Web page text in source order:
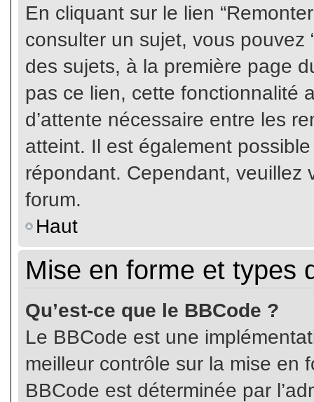
En cliquant sur le lien
consulter un sujet, vous pouvez
des sujets, à la première page
pas ce lien, cette fonctionnalité
d’attente nécessaire entre les
atteint. Il est également
répondant. Cependant, veuillez
forum.
Haut
Mise en forme et types
Qu’est-ce que le BBCode ?
Le BBCode est une
meilleur contrôle sur la mise en
BBCode est déterminée par